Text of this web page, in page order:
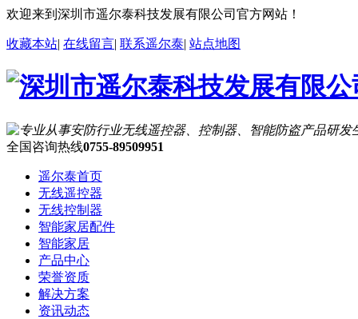
欢迎来到深圳市遥尔泰科技发展有限公司官方网站！
收藏本站| 在线留言| 联系遥尔泰| 站点地图
全国咨询热线0755-89509951
遥尔泰首页
无线遥控器
无线控制器
智能家居配件
智能家居
产品中心
荣誉资质
解决方案
资讯动态